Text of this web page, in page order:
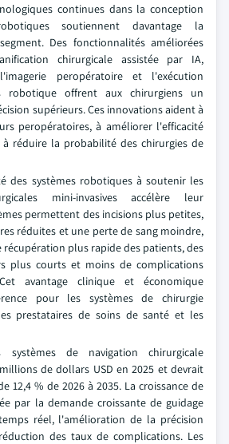
continues dans la conception
soutiennent davantage la
Des fonctionnalités améliorées
chirurgicale assistée par IA,
peropératoire et l'exécution
robotique offrent aux chirurgiens un
supérieurs. Ces innovations aident à
peropératoires, à améliorer l'efficacité
réduire la probabilité des chirurgies de
des systèmes robotiques à soutenir les
mini-invasives accélère leur
permettent des incisions plus petites,
réduites et une perte de sang moindre,
récupération plus rapide des patients, des
plus courts et moins de complications
avantage clinique et économique
pour les systèmes de chirurgie
prestataires de soins de santé et les
de navigation chirurgicale
de dollars USD en 2025 et devrait
12,4 % de 2026 à 2035. La croissance de
par la demande croissante de guidage
réel, l'amélioration de la précision
des taux de complications. Les